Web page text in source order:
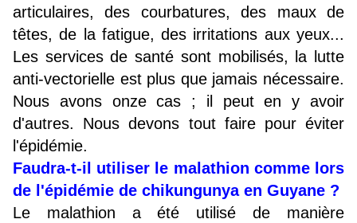
articulaires, des courbatures, des maux de
têtes, de la fatigue, des irritations aux yeux...
Les services de santé sont mobilisés, la lutte
anti-vectorielle est plus que jamais nécessaire.
Nous avons onze cas ; il peut en y avoir
d'autres. Nous devons tout faire pour éviter
l'épidémie.
Faudra-t-il utiliser le malathion comme lors
de l'épidémie de chikungunya en Guyane ?
Le malathion a été utilisé de manière